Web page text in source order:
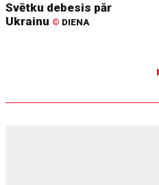
Svētku debesis pār
Ukrainu © DIENA